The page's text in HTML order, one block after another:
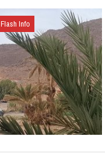
Flash Info